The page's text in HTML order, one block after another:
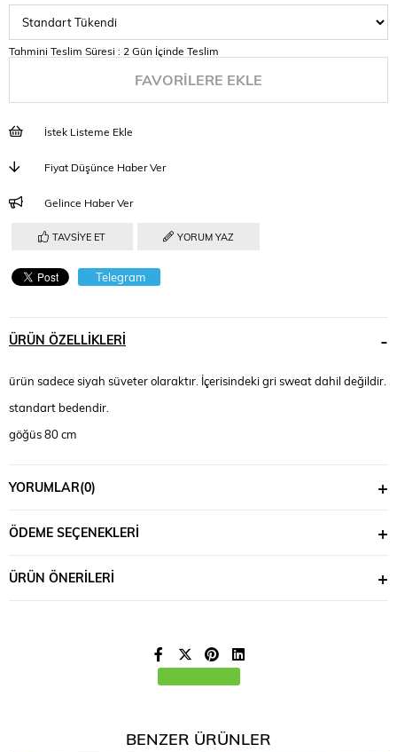
Tahmini Teslim Süresi : 2 Gün İçinde Teslim
FAVORILERE EKLE
İstek Listeme Ekle
Fiyat Düşünce Haber Ver
Gelince Haber Ver
TAVSIYE ET YORUM YAZ
Telegram
ÜRÜN ÖZELLIKLERI
ürün sadece siyah süveter olaraktır. İçerisindeki gri sweat dahil değildir.
standart bedendir.
göğüs 80 cm
YORUMLAR(0)
ÖDEME SEÇENEKLERI
ÜRÜN ÖNERILERI
BENZER ÜRÜNLER